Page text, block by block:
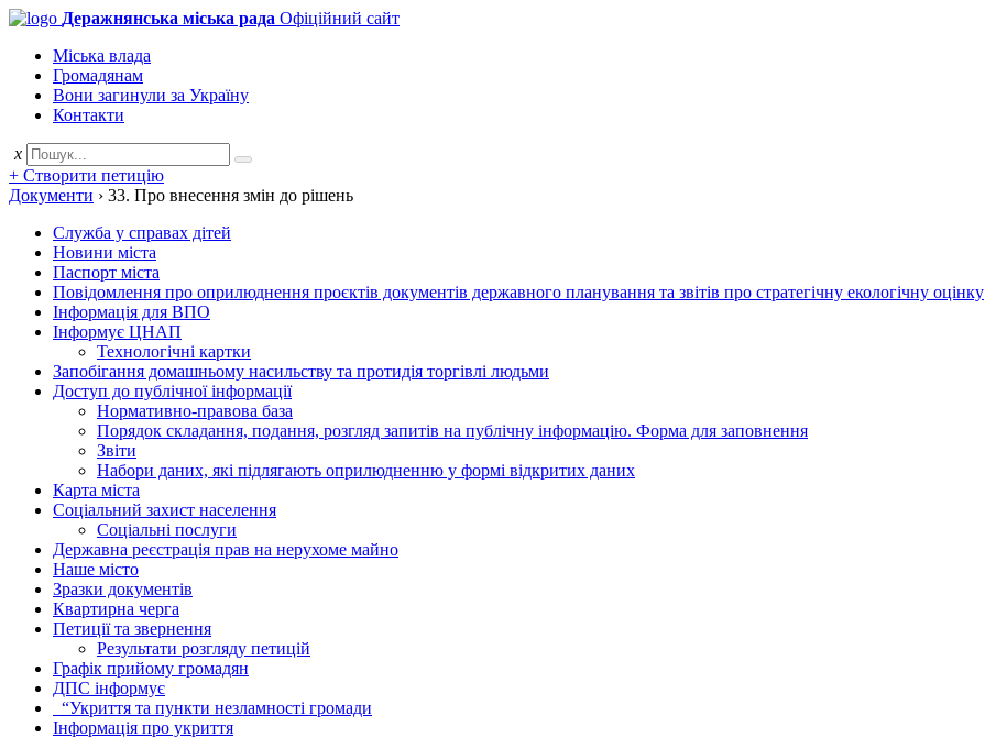
Деражнянська міська рада Офіційний сайт
Міська влада
Громадянам
Вони загинули за Україну
Контакти
x
+ Створити петицію
Документи › 33. Про внесення змін до рішень
Служба у справах дітей
Новини міста
Паспорт міста
Повідомлення про оприлюднення проєктів документів державного планування та звітів про стратегічну екологічну оцінку
Інформація для ВПО
Інформує ЦНАП
Технологічні картки
Запобігання домашньому насильству та протидія торгівлі людьми
Доступ до публічної інформації
Нормативно-правова база
Порядок складання, подання, розгляд запитів на публічну інформацію. Форма для заповнення
Звіти
Набори даних, які підлягають оприлюдненню у формі відкритих даних
Карта міста
Соціальний захист населення
Соціальні послуги
Державна реєстрація прав на нерухоме майно
Наше місто
Зразки документів
Квартирна черга
Петиції та звернення
Результати розгляду петицій
Графік прийому громадян
ДПС інформує
“Укриття та пункти незламності громади
Інформація про укриття